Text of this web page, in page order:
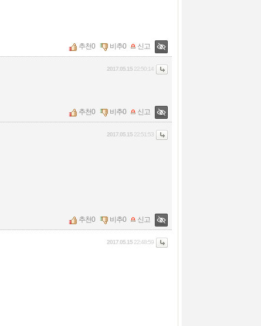
추천0 비추0 신고
2017.05.15 22:50:14
추천0 비추0 신고
2017.05.15 22:51:53
추천0 비추0 신고
2017.05.15 22:48:59